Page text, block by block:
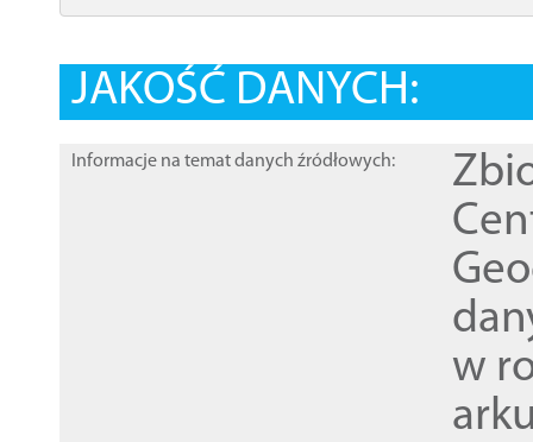
JAKOŚĆ DANYCH:
Informacje na temat danych źródłowych:
w